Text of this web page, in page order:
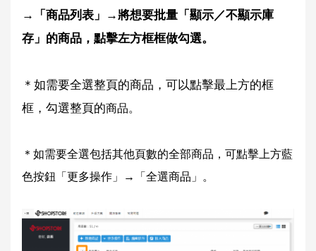
→「商品列表」→將想要批量「顯示／不顯示庫
存」的商品，點擊左方框框做勾選。
＊如需要全選整頁的商品，可以點擊最上方的框
框，勾選整頁的商品。
＊ 如需要全選包括其他頁數的全部商品，可點擊上方藍
色按鈕「更多操作」
→「全選商品」。